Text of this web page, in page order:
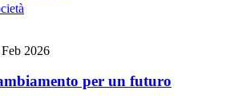
2026
per un futuro